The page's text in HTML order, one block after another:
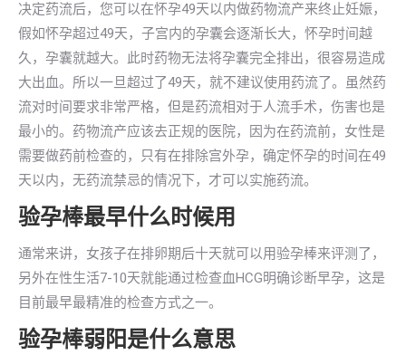
决定药流后，您可以在怀孕49天以内做药物流产来终止妊娠，
假如怀孕超过49天，子宫内的孕囊会逐渐长大，怀孕时间越
久，孕囊就越大。此时药物无法将孕囊完全排出，很容易造成
大出血。所以一旦超过了49天，就不建议使用药流了。虽然药
流对时间要求非常严格，但是药流相对于人流手术，伤害也是
最小的。药物流产应该去正规的医院，因为在药流前，女性是
需要做药前检查的，只有在排除宫外孕，确定怀孕的时间在49
天以内，无药流禁忌的情况下，才可以实施药流。
验孕棒最早什么时候用
通常来讲，女孩子在排卵期后十天就可以用验孕棒来评测了，
另外在性生活7-10天就能通过检查血HCG明确诊断早孕，这是
目前最早最精准的检查方式之一。
验孕棒弱阳是什么意思